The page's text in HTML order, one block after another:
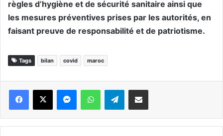
règles d’hygiène et de sécurité sanitaire ainsi que
les mesures préventives prises par les autorités, en
faisant preuve de responsabilité et de patriotisme.
Tags bilan covid maroc
WhatsApp Telegram